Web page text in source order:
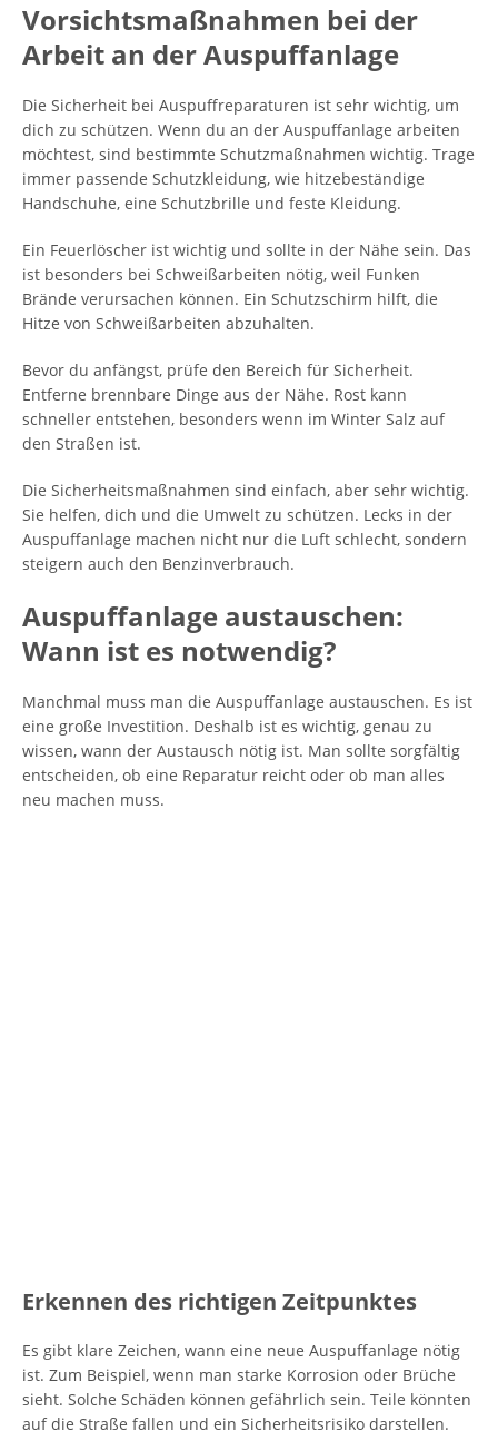
Vorsichtsmaßnahmen bei der
Arbeit an der Auspuffanlage
Die Sicherheit bei Auspuffreparaturen ist sehr wichtig, um
dich zu schützen. Wenn du an der Auspuffanlage arbeiten
möchtest, sind bestimmte Schutzmaßnahmen wichtig. Trage
immer passende Schutzkleidung, wie hitzebeständige
Handschuhe, eine Schutzbrille und feste Kleidung.
Ein Feuerlöscher ist wichtig und sollte in der Nähe sein. Das
ist besonders bei Schweißarbeiten nötig, weil Funken
Brände verursachen können. Ein Schutzschirm hilft, die
Hitze von Schweißarbeiten abzuhalten.
Bevor du anfängst, prüfe den Bereich für Sicherheit.
Entferne brennbare Dinge aus der Nähe. Rost kann
schneller entstehen, besonders wenn im Winter Salz auf
den Straßen ist.
Die Sicherheitsmaßnahmen sind einfach, aber sehr wichtig.
Sie helfen, dich und die Umwelt zu schützen. Lecks in der
Auspuffanlage machen nicht nur die Luft schlecht, sondern
steigern auch den Benzinverbrauch.
Auspuffanlage austauschen:
Wann ist es notwendig?
Manchmal muss man die Auspuffanlage austauschen. Es ist
eine große Investition. Deshalb ist es wichtig, genau zu
wissen, wann der Austausch nötig ist. Man sollte sorgfältig
entscheiden, ob eine Reparatur reicht oder ob man alles
neu machen muss.
Erkennen des richtigen Zeitpunktes
Es gibt klare Zeichen, wann eine neue Auspuffanlage nötig
ist. Zum Beispiel, wenn man starke Korrosion oder Brüche
sieht. Solche Schäden können gefährlich sein. Teile könnten
auf die Straße fallen und ein Sicherheitsrisiko darstellen.